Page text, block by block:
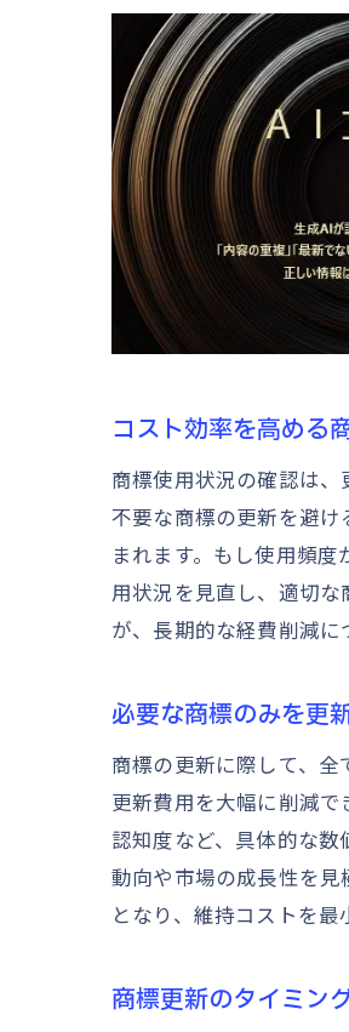
コスト効率を高める
商標使用状況の確認は
不要な商標の更新を避
まれます。もし使用頻
用状況を見直し、適切
が、長期的な経費削減に
必要な商標のみを更
商標の更新に際して、全
更新費用を大幅に削減
認知度など、具体的な
動向や市場の成長性を
となり、維持コストを最
商標更新のタイミン